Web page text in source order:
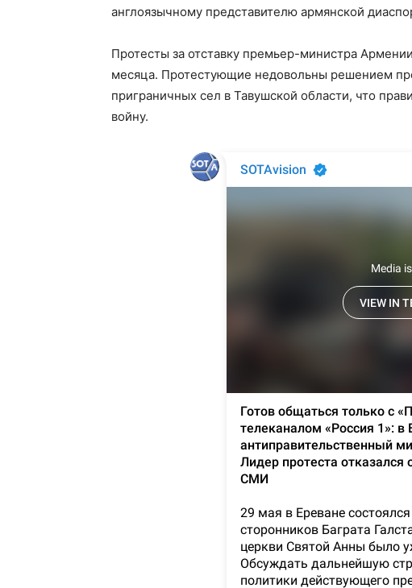
англоязычному представителю армянской
Протесты за отставку премьер-министра
месяца. Протестующие недовольны решением
приграничных сел в Тавушской области, что
войну.